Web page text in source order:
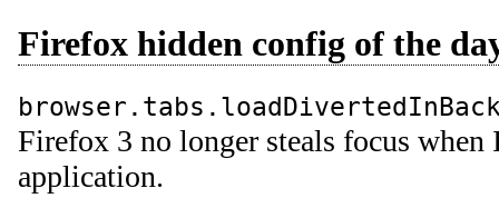
Firefox hidden config of the
Firefox 3 no longer steals focus
application.